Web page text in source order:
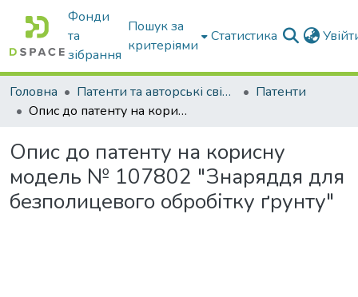
Фонди
та
зібрання
Пошук за
критеріями
Статистика
Головна Патенти та авторські свідоцтва
Патенти
Опис до патенту на корисну модель № 107802 "Знаряддя для безполицевого обробітку ґрунту"
Опис до патенту на корисну
модель № 107802 "Знаряддя для
безполицевого обробітку ґрунту"